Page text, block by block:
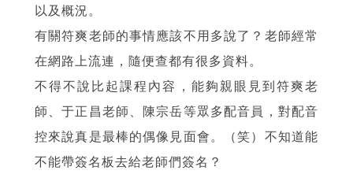
以及概況。
有關符爽老師的事情應該不用多說了？老師經常
在網路上流連，隨便查都有很多資料。
不得不說比起課程內容，能夠親眼見到符爽老
師、于正昌老師、陳宗岳等眾多配音員，對配音
控來說真是最棒的偶像見面會。（笑）不知道能
不能帶簽名板去給老師們簽名？